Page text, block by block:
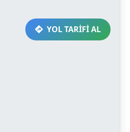
YOL TARİFİ AL